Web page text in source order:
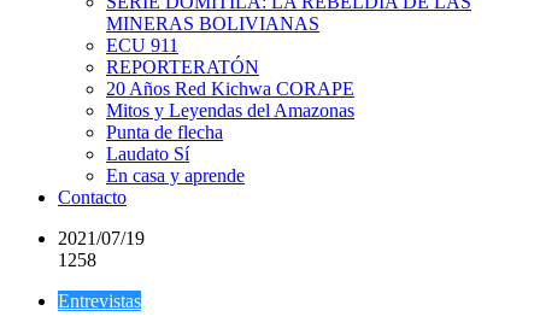
MINERAS BOLIVIANAS
ECU 911
REPORTERATÓN
20 Años Red Kichwa CORAPE
Mitos y Leyendas del Amazonas
Punta de flecha
Laudato Sí
En casa y aprende
Contacto
2021/07/19
1258
Entrevistas